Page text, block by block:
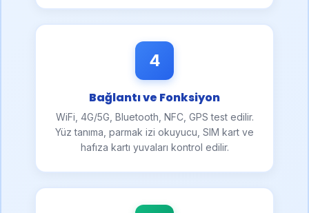
4
Bağlantı ve Fonksiyon
WiFi, 4G/5G, Bluetooth, NFC, GPS test edilir.
Yüz tanıma, parmak izi okuyucu, SIM kart ve
hafıza kartı yuvaları kontrol edilir.